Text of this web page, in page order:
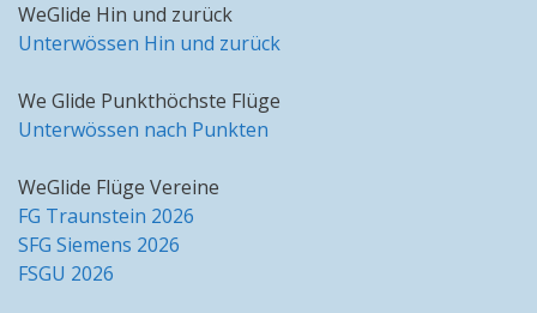
WeGlide Hin und zurück
Unterwössen Hin und zurück
We Glide Punkthöchste Flüge
Unterwössen nach Punkten
WeGlide Flüge Vereine
FG Traunstein 2026
SFG Siemens 2026
FSGU 2026